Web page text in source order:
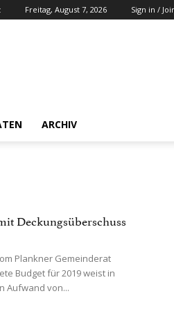
Freitag, August 7, 2026 Sign in /
ARCHIV
Deckungsüberschuss
Plankner Gemeinderat
Budget für 2019 weist in
Aufwand von...